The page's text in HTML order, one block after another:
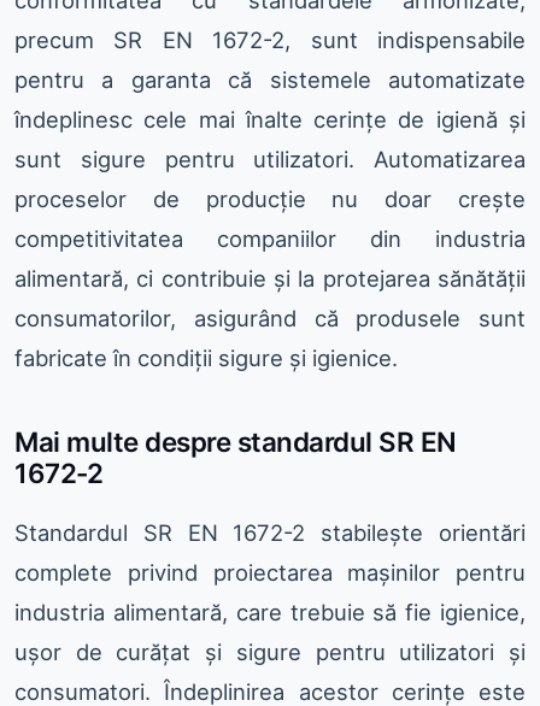
precum SR EN 1672-2, sunt indispensabile
pentru a garanta că sistemele automatizate
îndeplinesc cele mai înalte cerințe de igienă și
sunt sigure pentru utilizatori. Automatizarea
proceselor de producție nu doar crește
competitivitatea companiilor din industria
alimentară, ci contribuie și la protejarea sănătății
consumatorilor, asigurând că produsele sunt
fabricate în condiții sigure și igienice.
Mai multe despre standardul SR EN
1672-2
Standardul SR EN 1672-2 stabilește orientări
complete privind proiectarea mașinilor pentru
industria alimentară, care trebuie să fie igienice,
ușor de curățat și sigure pentru utilizatori și
consumatori. Îndeplinirea acestor cerințe este